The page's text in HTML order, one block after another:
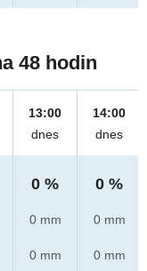
48 hodin
13:00
dnes
0 %
0 mm
0 mm
14:00
dnes
0 %
0 mm
0 mm